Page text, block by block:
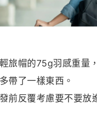
旅帽的75g羽感重量
帶了一樣東西。
前反覆考慮要不要放